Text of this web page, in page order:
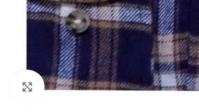
Click to enlarge